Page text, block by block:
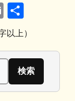
E
m
ai
l
有
以上）